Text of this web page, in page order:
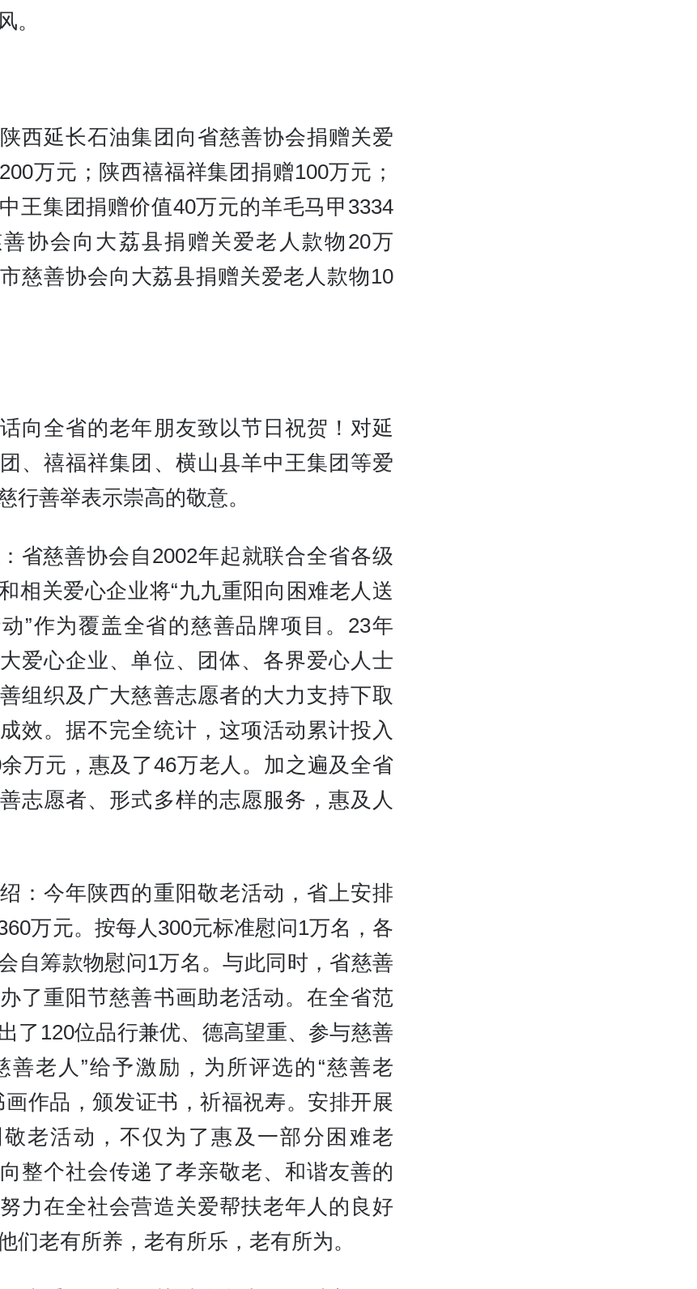
。
西延长石油集团向省慈善协会捐赠关爱
万元；陕西禧福祥集团捐赠100万元；
王集团捐赠价值40万元的羊毛马甲3334
协会向大荔县捐赠关爱老人款物20万
慈善协会向大荔县捐赠关爱老人款物10
向全省的老年朋友致以节日祝贺！对延
、禧福祥集团、横山县羊中王集团等爱
行善举表示崇高的敬意。
省慈善协会自2002年起就联合全省各级
相关爱心企业将“九九重阳向困难老人送
”作为覆盖全省的慈善品牌项目。23年
爱心企业、单位、团体、各界爱心人士
组织及广大慈善志愿者的大力支持下取
效。据不完全统计，这项活动累计投入
万元，惠及了46万老人。加之遍及全省
志愿者、形式多样的志愿服务，惠及人
：今年陕西的重阳敬老活动，省上安排
万元。按每人300元标准慰问1万名，各
自筹款物慰问1万名。与此同时，省慈善
了重阳节慈善书画助老活动。在全省范
了120位品行兼优、德高望重、参与慈善
善老人”给予激励，为所评选的“慈善老
画作品，颁发证书，祈福祝寿。安排开展
老活动，不仅为了惠及一部分困难老
整个社会传递了孝亲敬老、和谐友善的
力在全社会营造关爱帮扶老年人的良好
们老有所养，老有所乐，老有所为。